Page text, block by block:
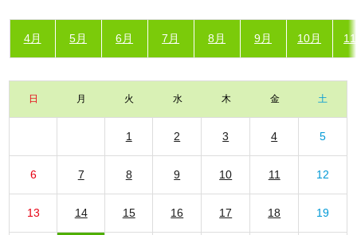
4月 5月 6月 7月 8月 9月 10月
日 月 火 水 木 金 土
1 2 3 4 5
6 7 8 9 10 11 12
13 14 15 16 17 18 19